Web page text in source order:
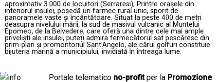
aproximativ 3.000 de locuitori (Serraresi); Printre orașele din
interiorul insulei, posedă un farmec rural unic, sporit de
panoramele vaste și încântătoare. Situat la peste 400 de metri
deasupra nivelului mării, la sud de masivul vulcanic al Muntelui
Epomeo, de la Belvedere, care oferă una dintre cele mai ample
priveliști ale insulei, puteți admira fermecătorul sat pescăresc din
prim-plan și promontoriul Sant'Angelo, ale cărui golfuri constituie
bijuteria marină a municipiului, invidiată în întreaga lume.
Portale telematico no-profitper la Promozione